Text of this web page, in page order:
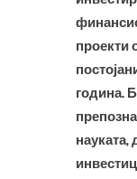
проекти
година.
науката,